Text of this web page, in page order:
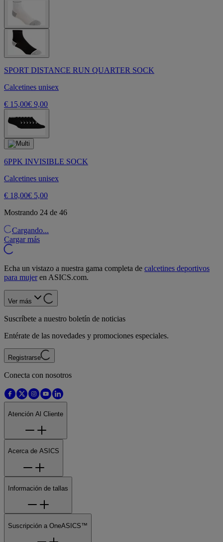
SPORT DISTANCE RUN QUARTER SOCK
Calcetines unisex
€ 15,00€ 9,00
6PPK INVISIBLE SOCK
Calcetines unisex
€ 18,00€ 5,00
Mostrando 24 de 46
Cargando...
Cargar más
Echa un vistazo a nuestra gama completa de calcetines deportivos
para mujeren ASICS.com.
Ver más
Suscríbete a nuestro boletín de noticias
Entérate de las novedades y promociones especiales.
Registrarse
Conecta con nosotros
Atención Al Cliente
Acerca de ASICS
Información de tallas
Suscripción a OneASICS™